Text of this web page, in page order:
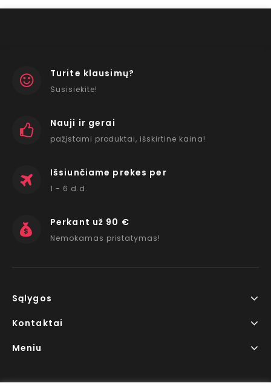
Turite klausimų?
Susisiekite!
Nauji ir gerai
pažįstami produktai, išskirtine kaina!
Išsiunčiame prekes per
1 - 6 d.d.
Perkant už 90 €
Nemokamas pristatymas!
Sąlygos
Kontaktai
Meniu